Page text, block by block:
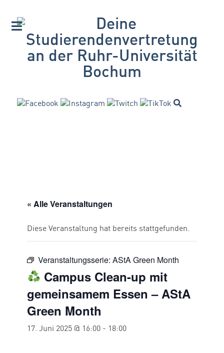
« Alle Veranstaltungen
Diese Veranstaltung hat bereits stattgefunden.
Veranstaltungsserie: AStA Green Month
Campus Clean-up mit
gemeinsamem Essen – AStA
Green Month
17. Juni 2025 @ 16:00 - 18:00